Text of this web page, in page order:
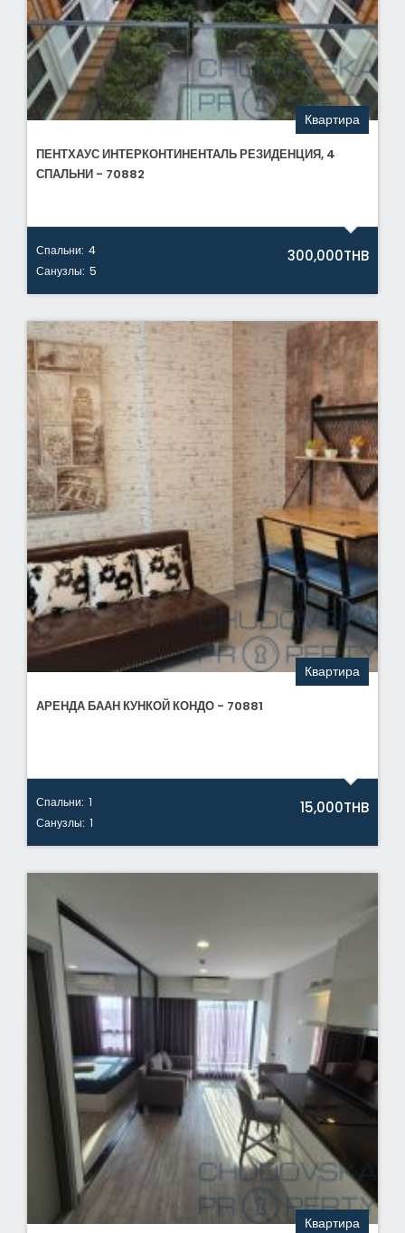
Квартира
ПЕНТХАУС ИНТЕРКОНТИНЕНТАЛЬ РЕЗИДЕНЦИЯ, 4
СПАЛЬНИ - 70882
Спальни: 4
Санузлы: 5
300,000THB
Квартира
АРЕНДА БААН КУНКОЙ КОНДО - 70881
Спальни: 1
Санузлы: 1
15,000THB
Квартира